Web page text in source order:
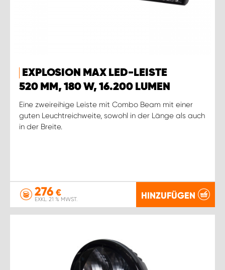
EXPLOSION MAX LED-LEISTE
520 MM, 180 W, 16.200 LUMEN
Eine zweireihige Leiste mit Combo Beam mit einer
guten Leuchtreichweite, sowohl in der Länge als auch
in der Breite.
276 €
EXKL. 21 % MWST. HINZUFÜGEN